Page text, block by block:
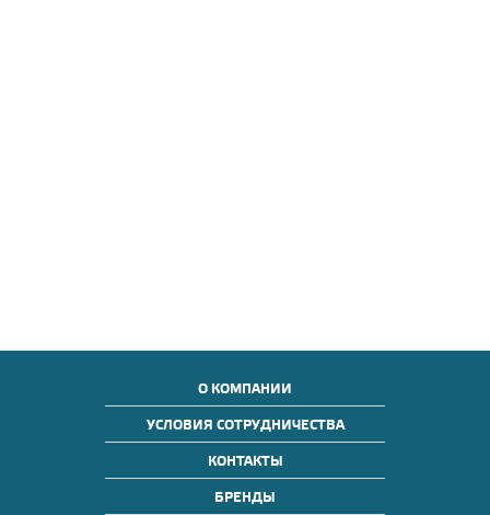
О КОМПАНИИ
УСЛОВИЯ СОТРУДНИЧЕСТВА
КОНТАКТЫ
БРЕНДЫ